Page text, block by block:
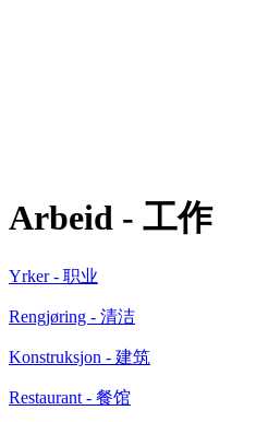
Arbeid - 工作
Yrker - 职业
Rengjøring - 清洁
Konstruksjon - 建筑
Restaurant - 餐馆